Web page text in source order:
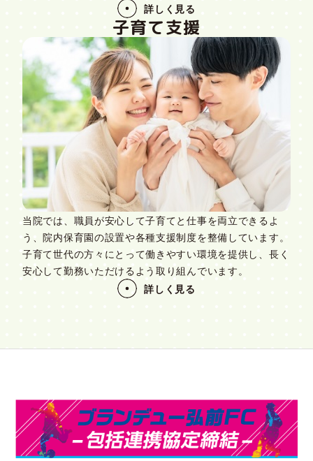
詳しく見る
子育て支援
当院では、職員が安心して子育てと仕事を両立できるよ
う、院内保育園の設置や各種支援制度を整備しています。
子育て世代の方々にとって働きやすい環境を提供し、長く
安心して勤務いただけるよう取り組んでいます。
詳しく見る